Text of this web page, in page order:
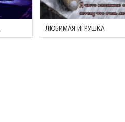
ЛЮБИМАЯ ИГРУШКА